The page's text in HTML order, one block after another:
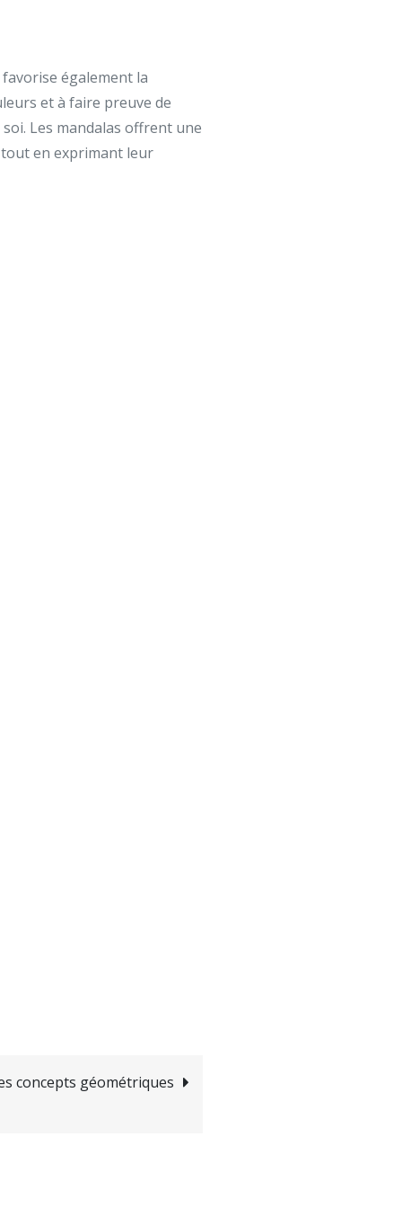
également la
et à faire preuve de
Les mandalas offrent une
en exprimant leur
concepts géométriques